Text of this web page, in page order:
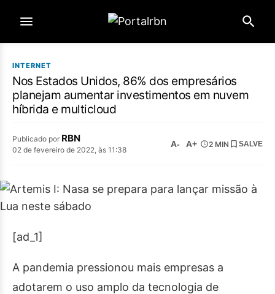
INTERNET
Nos Estados Unidos, 86% dos empresários
planejam aumentar investimentos em nuvem
híbrida e multicloud
Publicado por RBN
02 de fevereiro de 2022, às 11:38
A- A+ 2 MIN SALVE
[ad_1]
A pandemia pressionou mais empresas a
adotarem o uso amplo da tecnologia de